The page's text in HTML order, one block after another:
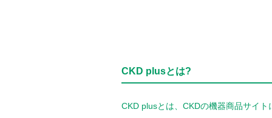
CKD plusとは?
CKD plusとは、CKDの機器商品サイ